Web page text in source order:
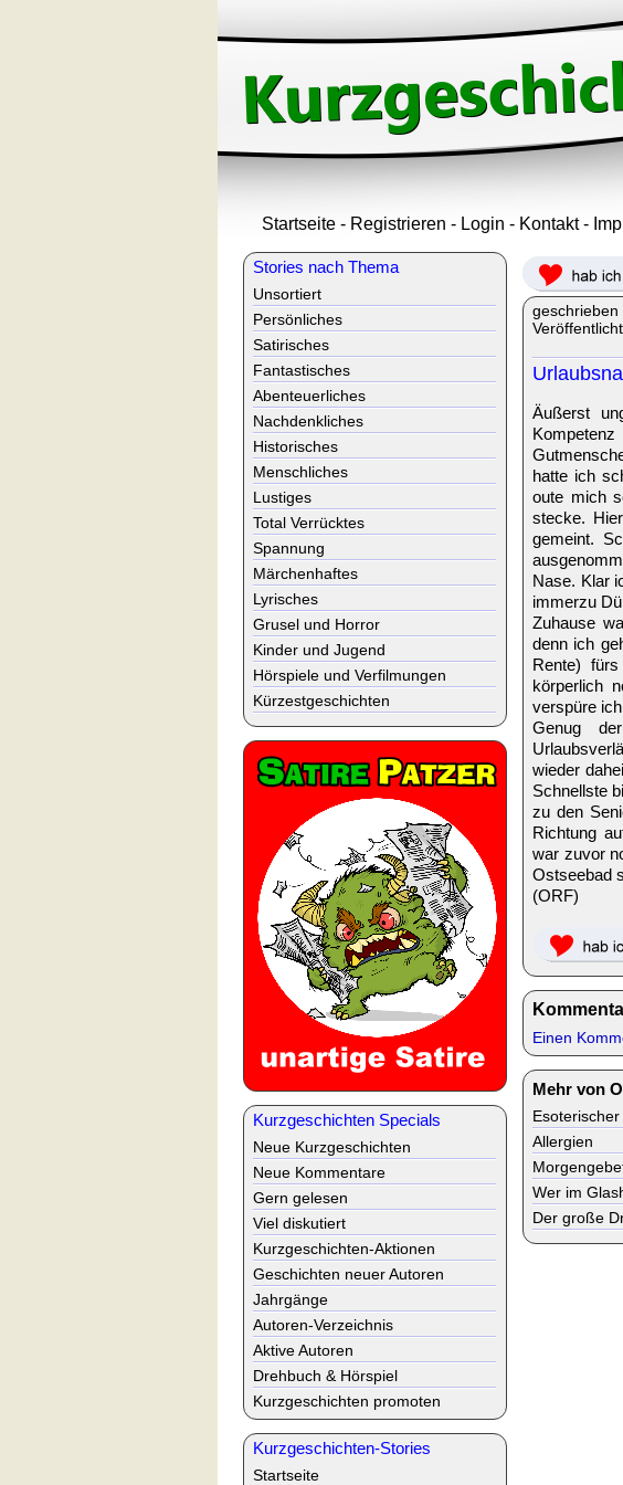
Startseite - Registrieren - Login - Kontakt-
geschrieben
Äußerst
hatte ich
oute mich
stecke.
gemeint.
Nase. Klar
immerzu
Zuhause
denn ich
Rente)
körperlich
verspüre
Genug
wieder
Schnellste
zu den
Richtung
war zuvor
Ostseebad
(ORF)
Einen
Mehr von
Allergien
Wer im
Der große
Stories nach Thema
Unsortiert
Persönliches
Satirisches
Fantastisches
Abenteuerliches
Nachdenkliches
Historisches
Menschliches
Lustiges
Total Verrücktes
Spannung
Märchenhaftes
Lyrisches
Grusel und Horror
Kinder und Jugend
Hörspiele und Verfilmungen
Kürzestgeschichten
Kurzgeschichten Specials
Neue Kurzgeschichten
Neue Kommentare
Gern gelesen
Viel diskutiert
Kurzgeschichten-Aktionen
Geschichten neuer Autoren
Jahrgänge
Autoren-Verzeichnis
Aktive Autoren
Drehbuch & Hörspiel
Kurzgeschichten promoten
Kurzgeschichten-Stories
Startseite